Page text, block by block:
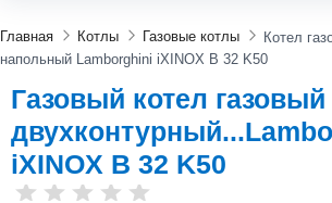
Главная Котлы Газовые котлы
Котел
напольный Lamborghini iXINOX B 32 K50
Газовый котел газовый
iXINOX B 32 K50